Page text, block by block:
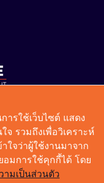
1401
หานคร
ารใช้เว็บไซต์ แสดง
รวมถึงเพื่อวิเคราะห์
ใจว่าผู้ใช้งานมาจาก
มการใช้คุกกี้ได้ โดย
ามเป็นส่วนตัว